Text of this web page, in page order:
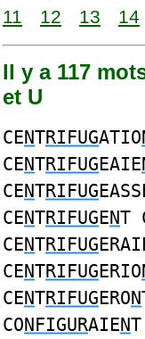
11
12 13 14
Il y a 117
et U
CENTRIFUGATIO
CENTRIFUGEAIE
CENTRIFUG
CENTRIFUGENT
CENTRIFUG
CENTRIFUGERIO
CENTRIFUGERON
CONFIGURAIEN